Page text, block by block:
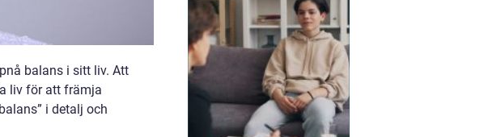
balans i sitt liv. Att
liv för att främja
i detalj och
ofta går att påverka. En
naprapat i Köping kan
hjälpa till att hitta
orsaken bak...